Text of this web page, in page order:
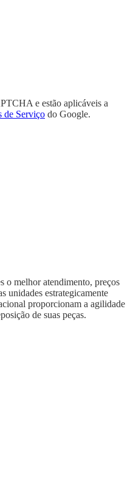
e estão aplicáveis a
de Serviço do Google.
o melhor atendimento, preços
unidades estrategicamente
proporcionam a agilidade
de suas peças.